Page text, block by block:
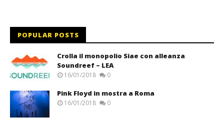
POPULAR POSTS
Crolla il monopolio Siae con alleanza
Soundreef – LEA
16/01/2018 0
Pink Floyd in mostra a Roma
16/01/2018 0